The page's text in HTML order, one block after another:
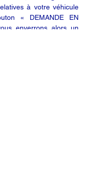
à votre véhicule
« DEMANDE EN
enverrons alors un